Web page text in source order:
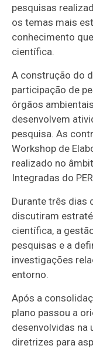
pesquisas
os temas mais
conhecimento
científica.
A construção do
participação de
órgãos
desenvolvem
pesquisa. As
Workshop de
realizado no
Integradas do
Durante três dias
discutiram
científica, a
pesquisas e a
investigações
entorno.
Após a
plano passou a
desenvolvidas na
diretrizes para